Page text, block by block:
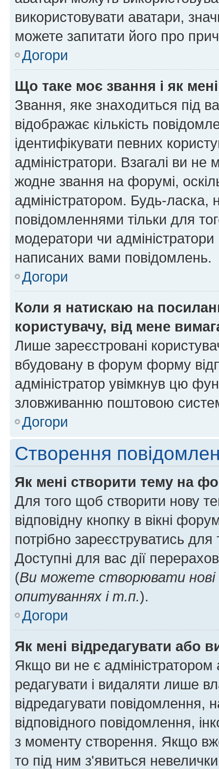
використовувати аватари,
можете запитати його про
Догори
Що таке моє звання і як
Звання, яке знаходиться під
відображає кількість
ідентифікувати певних
адміністратори. Взагалі ви
жодне звання на форумі,
адміністратором. Будь-
повідомленнями тільки для
модератори чи
написаних вами повідомлень.
Догори
Коли я натискаю на
користувачу, від мене
Лише зареєстровані
вбудовану в форум форму
адміністратор увімкнув цю
зловживанню поштовою
Догори
Створення
Як мені створити тему на
Для того щоб створити нову
відповідну кнопку в вікні
потрібно зареєструватись
Доступні для вас дії
(Ви можете створювати
опитуваннях і т.п.).
Догори
Як мені відредагувати або
Якщо ви не є
редагувати і видаляти лише
відредагувати повідомлення,
відповідного повідомлення,
з моменту створення. Якщо
то під ним з'явиться